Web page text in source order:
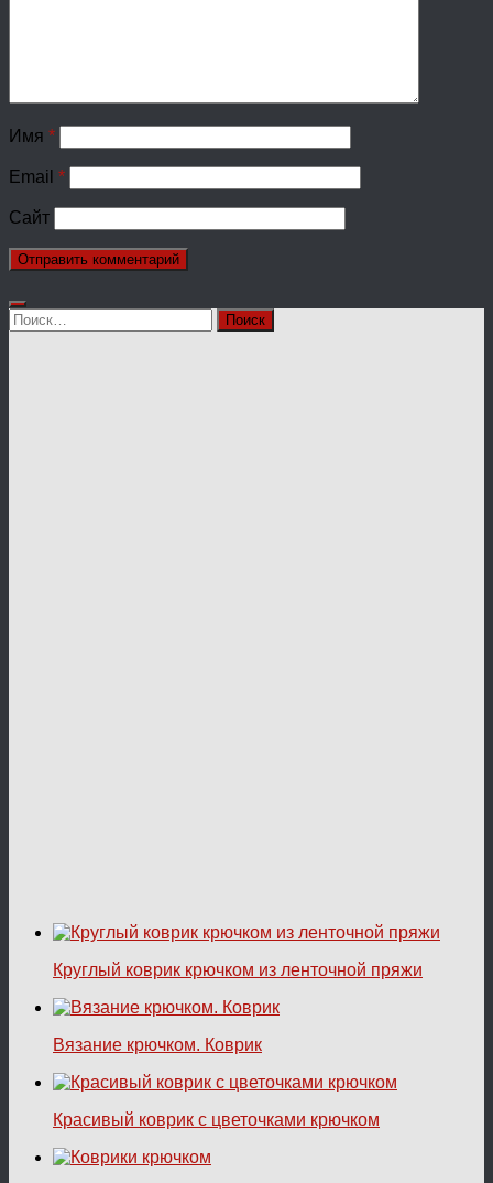
Имя *
Email *
Сайт
Найти:
Круглый коврик крючком из ленточной пряжи
Вязание крючком. Коврик
Красивый коврик с цветочками крючком